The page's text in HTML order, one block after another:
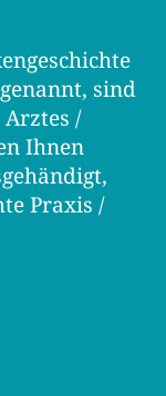
sind
/
Ihnen
Praxis /